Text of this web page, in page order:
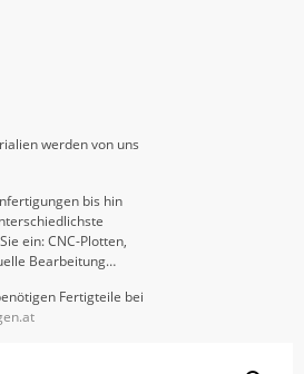
werden von uns
bis hin
ein: CNC-Plotten,
Bearbeitung…
Fertigteile bei